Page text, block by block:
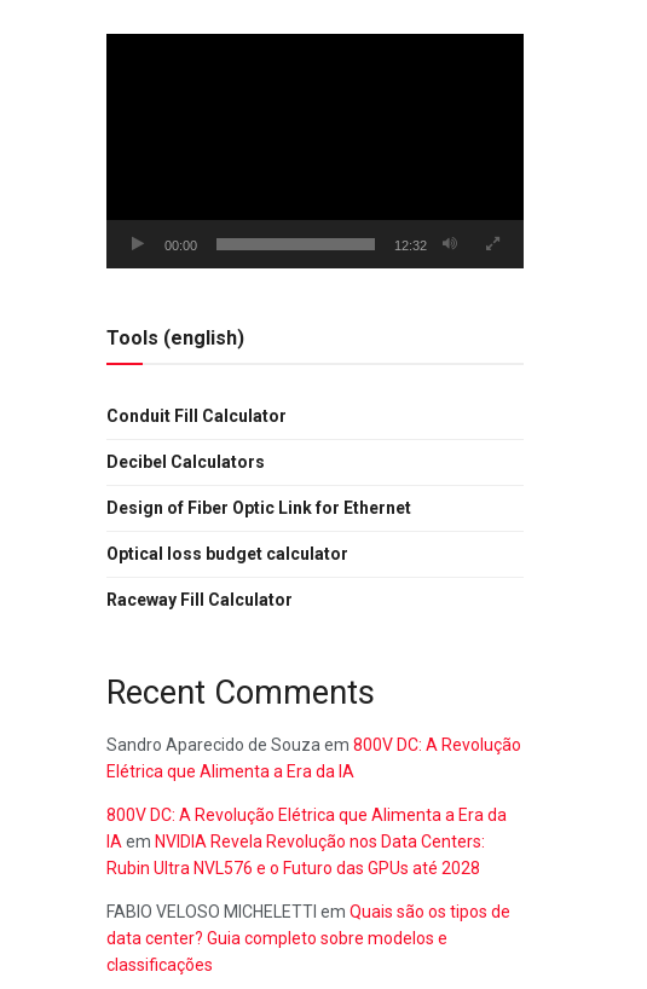
00:00 12:32
Tools (english)
Conduit Fill Calculator
Decibel Calculators
Design of Fiber Optic Link for Ethernet
Optical loss budget calculator
Raceway Fill Calculator
Recent Comments
Sandro Aparecido de Souza em 800V DC: A Revolução
Elétrica que Alimenta a Era da IA
800V DC: A Revolução Elétrica que Alimenta a Era da
IA em NVIDIA Revela Revolução nos Data Centers:
Rubin Ultra NVL576 e o Futuro das GPUs até 2028
FABIO VELOSO MICHELETTI em Quais são os tipos de
data center? Guia completo sobre modelos e
classificações